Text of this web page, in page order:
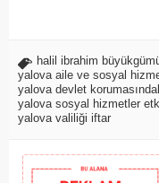
halil ibrahim
yalova aile ve sosyal
yalova devlet
yalova sosyal hizmetler
yalova valiliği iftar